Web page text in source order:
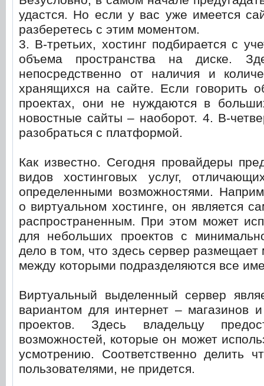
удастся. Но если у вас уже имеется
разберетесь с этим моментом.
3. В-третьих, хостинг подбирается с
объема пространства на диске.
непосредственно от наличия и
хранящихся на сайте. Если говорить
проектах, они не нуждаются в
новостные сайты – наоборот. 4. В-
разобраться с платформой.
Как известно. Сегодня провайдеры
видов хостинговых услуг,
определенными возможностями.
о виртуальном хостинге, он является
распространенным. При этом может
для небольших проектов с
дело в том, что здесь сервер размещает
между которыми подразделяются все
Виртуальный выделенный сервер
вариантом для интернет – магазинов
проектов. Здесь владельцу
возможностей, которые он может
усмотрению. Соответственно делить
пользователями, не придется.